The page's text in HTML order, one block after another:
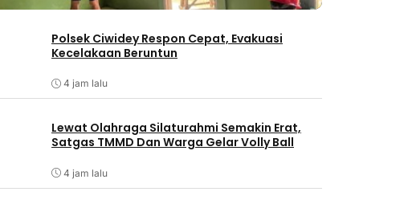
Polsek Ciwidey Respon Cepat, Evakuasi
Kecelakaan Beruntun
4 jam lalu
Lewat Olahraga Silaturahmi Semakin Erat,
Satgas TMMD Dan Warga Gelar Volly Ball
4 jam lalu